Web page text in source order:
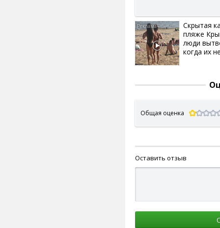
Скрытая
пляже
люди
когда их
Общая оценка
Оставить отзыв